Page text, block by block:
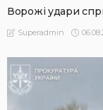
Ворожі удари
Superadmin